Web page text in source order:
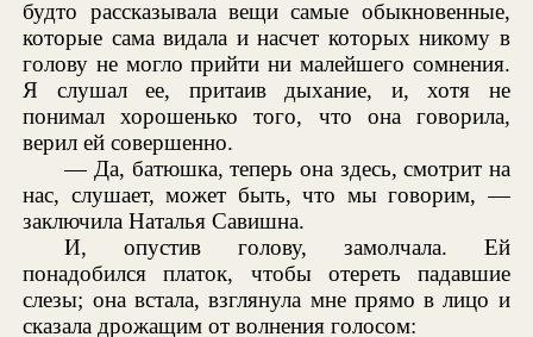
будто рассказывала вещи самые обыкновенные,
которые сама видала и насчет которых никому в
голову не могло прийти ни малейшего сомнения.
Я слушал ее, притаив дыхание, и, хотя не
понимал хорошенько того, что она говорила,
верил ей совершенно.
— Да, батюшка, теперь она здесь, смотрит на
нас, слушает, может быть, что мы говорим, —
заключила Наталья Савишна.
И, опустив голову, замолчала. Ей
понадобился платок, чтобы отереть падавшие
слезы; она встала, взглянула мне прямо в лицо и
сказала дрожащим от волнения голосом: